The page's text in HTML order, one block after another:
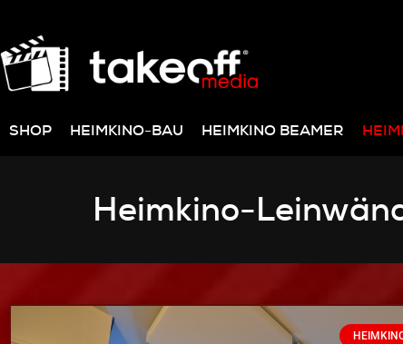
SHOP HEIMKINO-BAU HEIMKINO BEAMER
Heimkino-